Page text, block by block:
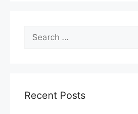
Search
for:
Recent Posts